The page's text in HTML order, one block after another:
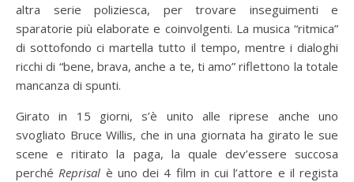
altra serie poliziesca, per trovare inseguimenti e
sparatorie più elaborate e coinvolgenti. La musica “ritmica”
di sottofondo ci martella tutto il tempo, mentre i dialoghi
ricchi di “bene, brava, anche a te, ti amo” riflettono la totale
mancanza di spunti.
Girato in 15 giorni, s’è unito alle riprese anche uno
svogliato Bruce Willis, che in una giornata ha girato le sue
scene e ritirato la paga, la quale dev’essere succosa
perchéReprisal è uno dei 4 film in cui l’attore e il regista